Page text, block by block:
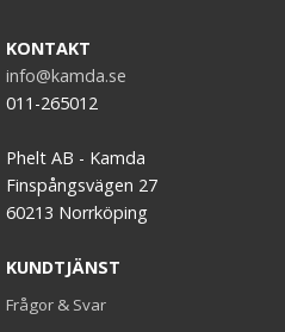
KONTAKT
info@kamda.se
011-265012
Phelt AB - Kamda
Finspångsvägen 27
60213 Norrköping
KUNDTJÄNST
Frågor & Svar